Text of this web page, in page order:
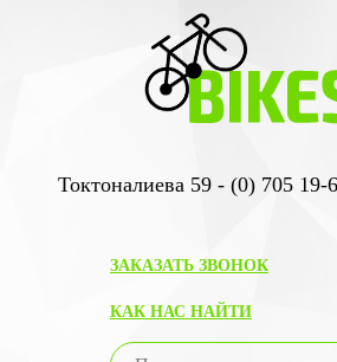
Токтоналиева 59 - (0) 705 19-
ЗАКАЗАТЬ ЗВОНОК
КАК НАС НАЙТИ